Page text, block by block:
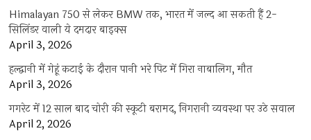
Himalayan 750 से लेकर BMW तक, भारत में जल्द आ सकती हैं 2-
सिलिंडर वाली ये दमदार बाइक्स
April 3, 2026
हल्द्वानी में गेहूं कटाई के दौरान पानी भरे पिट में गिरा नाबालिग, मौत
April 3, 2026
गगरेट में 12 साल बाद चोरी की स्कूटी बरामद, निगरानी व्यवस्था पर उठे सवाल
April 2, 2026